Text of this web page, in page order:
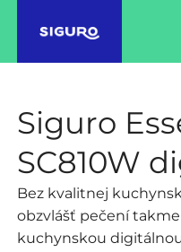
Siguro
SC810W
Bez kvalitnej
obzvlášť pečení
kuchynskou